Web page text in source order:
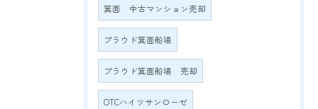
箕面 中古マンション売却
プラウド箕面船場
プラウド箕面船場 売却
OTCハイツサンローゼ